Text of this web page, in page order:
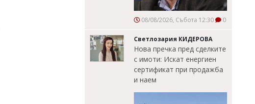
08/08/2026, Събота 12:30 0
Светлозария КИДЕРОВА
Нова пречка пред сделките
с имоти: Искат енергиен
сертификат при продажба
и наем